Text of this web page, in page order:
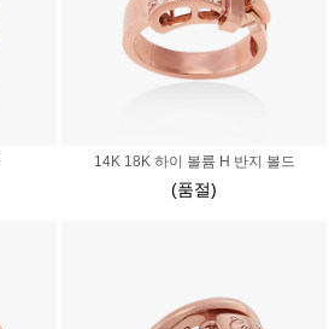
14K 18K 하이 볼륨 H 반지 볼드
(품절)